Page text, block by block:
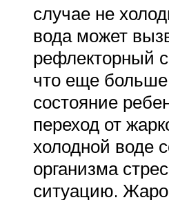
случае не
вода может
рефлекторный
что еще больше
состояние
переход от
холодной воде
организма
ситуацию.